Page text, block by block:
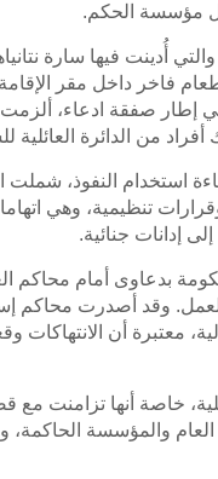
مؤسسة الحكم.
فاخر داخل مقر
إطار صفقة ادعاء، ألزمت
من الدائرة العائلية
استخدام النفوذ،
تنظيمية، وهي اتهامات
إدانات جنائية.
بدعاوى أمام محاكم
وقد أصدرت محاكم
معتبرة أن الانتهاكات
خاصة أنها تزامنت مع
والمؤسسة الحاكمة،